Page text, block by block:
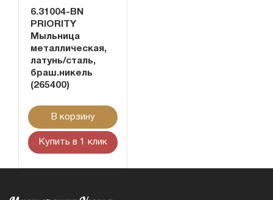
6.31004-BN
PRIORITY
Мыльница
металлическая,
латунь/сталь,
браш.никель
(265400)
В корзину
Купить в 1 клик